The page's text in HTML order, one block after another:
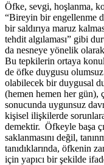
Öfke, sevgi, hoşlanma,
“Bireyin bir engellenme
bir saldırıya maruz
tehdit algılaması” gibi
da nesneye yönelik
Bu tepkilerin ortaya
de öfke duygusu
olabilecek bir duygusal
(hemen hemen her gün),
sonucunda uygunsuz
kişisel ilişkilerde
demektir. Öfkeyle başa
saklanmasını değil,
tanıdıklarında, öfkenin
için yapıcı bir şekilde